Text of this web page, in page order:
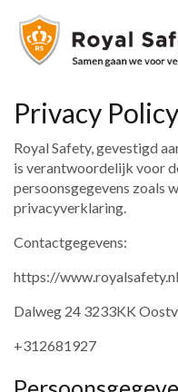
Privacy Policy
Royal Safety, gevestigd
is verantwoordelijk voor
persoonsgegevens zoals
privacyverklaring.
Contactgegevens:
https://
Dalweg 24 3233KK
+312681927